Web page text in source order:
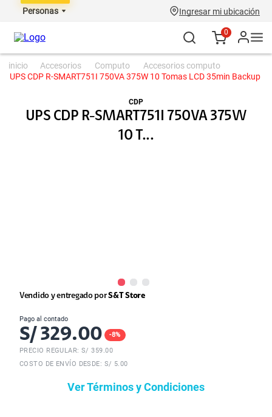
Personas Ingresar mi ubicación
0
accesorios computo
accesorios computo
UPS CDP R-SMART751I 750VA 375W 10 Tomas LCD 35min Backup
CDP
UPS CDP R-SMART751I 750VA 375W
10 T...
Vendido y entregado porS&T Store
Pago al contado
S/ 329.00 -8%
PRECIO REGULAR: S/359.00
COSTO DE ENVÍO DESDE: S/ 5.00
Ver Términos y Condiciones